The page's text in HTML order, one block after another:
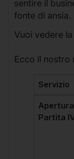
sentire il
fonte di ansia.
Vuoi vedere
Ecco il nostro
Servizio
Apertura
Partita